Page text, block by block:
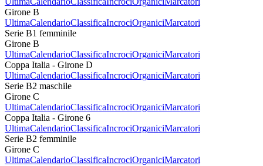
Girone B
UltimaCalendarioClassificaIncrociOrganiciMarcatori
Serie B1 femminile
Girone B
UltimaCalendarioClassificaIncrociOrganiciMarcatori
Coppa Italia - Girone D
UltimaCalendarioClassificaIncrociOrganiciMarcatori
Serie B2 maschile
Girone C
UltimaCalendarioClassificaIncrociOrganiciMarcatori
Coppa Italia - Girone 6
UltimaCalendarioClassificaIncrociOrganiciMarcatori
Serie B2 femminile
Girone C
UltimaCalendarioClassificaIncrociOrganiciMarcatori